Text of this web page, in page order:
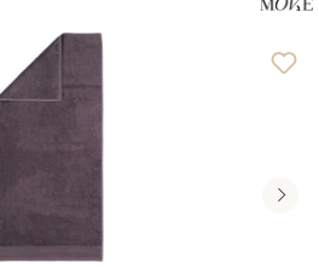
von 4.63 von 5 Sternen